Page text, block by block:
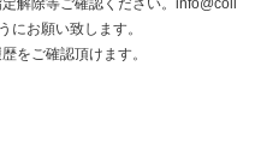
にお願い致します。
をご確認頂けます。